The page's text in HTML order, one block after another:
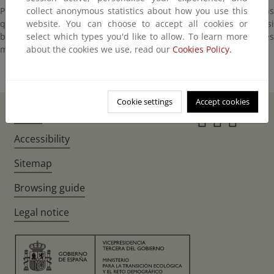
Por tanto, la estructura documental se centrará en las normas
que, a nivel estatal, se han establecido para regular este sector, si
bien conviene hacer una referencia a los acuerdos internacionales
más importantes que afectan al sector.
collect anonymous statistics about how you use this
website. You can choose to accept all cookies or
select which types you'd like to allow. To learn more
about the cookies we use, read our Cookies Policy.
Cookie settings Accept cookies
Accessibility
Sitemap
Browsing guide
Legal notice